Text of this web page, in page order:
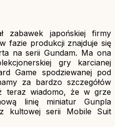
zabawek japońskiej firmy
fazie produkcji znajduje się
na serii Gundam. Ma ona
gry karcianej
Game spodziewanej pod
za bardzo szczegółów
teraz wiadomo, że w grze
linię miniatur Gunpla
kultowej serii Mobile Suit